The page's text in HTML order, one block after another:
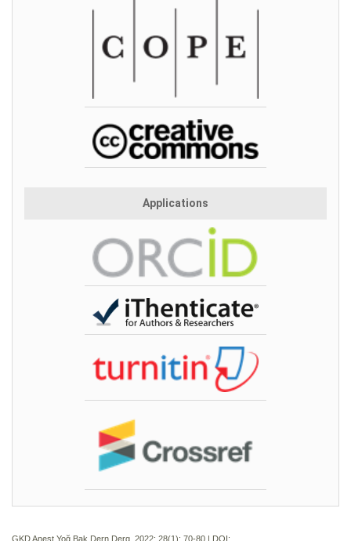
Applications
GKD Anest Yoğ Bak Dern Derg. 2022; 28(1): 70-80 | DOI: